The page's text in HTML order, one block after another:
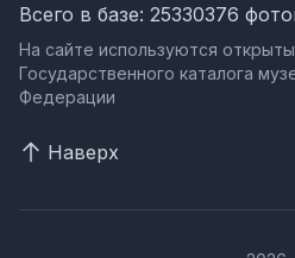
Всего в базе: 25330376
На сайте используются
Государственного каталога
Федерации
Наверх